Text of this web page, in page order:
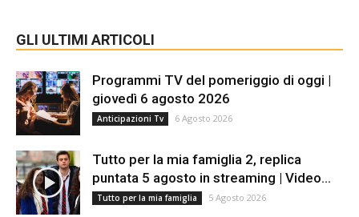
GLI ULTIMI ARTICOLI
Programmi TV del pomeriggio di oggi |
giovedì 6 agosto 2026
Anticipazioni Tv 6 Agosto 2026
Tutto per la mia famiglia 2, replica
puntata 5 agosto in streaming | Video...
Tutto per la mia famiglia 5 Agosto 2026